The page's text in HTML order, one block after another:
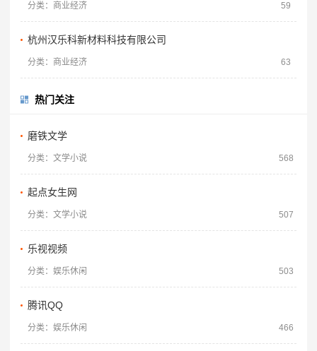
分类：商业经济 59
杭州汉乐科新材料科技有限公司
分类：商业经济 63
热门关注
磨铁文学
分类：文学小说 568
起点女生网
分类：文学小说 507
乐视视频
分类：娱乐休闲 503
腾讯QQ
分类：娱乐休闲 466